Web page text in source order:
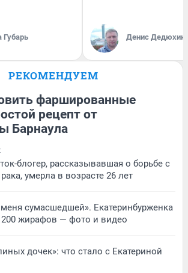
Денис Дедюхин
РЕКОМЕНДУЕМ
фаршированные
рецепт от
Барнаула
блогер, рассказывавшая о борьбе с
умерла в возрасте 26 лет
меня сумасшедшей». Екатеринбурженка
жирафов — фото и видео
дочек»: что стало с Екатериной